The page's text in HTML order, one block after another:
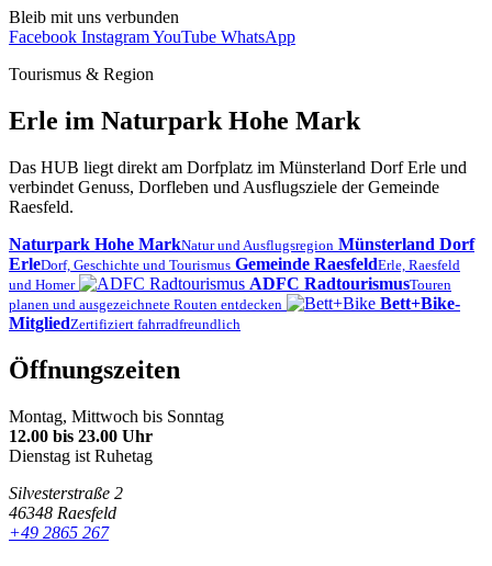
Bleib mit uns verbunden
Facebook InstagramYouTube WhatsApp
Tourismus & Region
Erle im Naturpark Hohe Mark
Das HUB liegt direkt am Dorfplatz im Münsterland Dorf Erle und
verbindet Genuss, Dorfleben und Ausflugsziele der Gemeinde
Raesfeld.
Naturpark Hohe MarkNatur und Ausflugsregion Münsterland Dorf
ErleDorf, Geschichte und Tourismus Gemeinde RaesfeldErle, Raesfeld
und Homer
ADFC RadtourismusTouren
planen und ausgezeichnete Routen entdecken
Bett+Bike-
MitgliedZertifiziert fahrradfreundlich
Öffnungszeiten
Montag, Mittwoch bis Sonntag
12.00 bis 23.00 Uhr
Dienstag ist Ruhetag
Silvesterstraße 2
46348 Raesfeld
+49 2865 267